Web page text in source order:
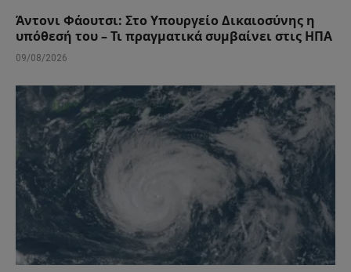
Άντονι Φάουτσι: Στο Υπουργείο Δικαιοσύνης η
υπόθεσή του – Τι πραγματικά συμβαίνει στις ΗΠΑ
09/08/2026